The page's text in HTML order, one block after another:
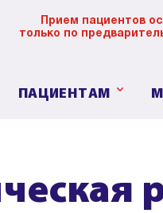
Прием пациентов
только по
ПАЦИЕНТАМ